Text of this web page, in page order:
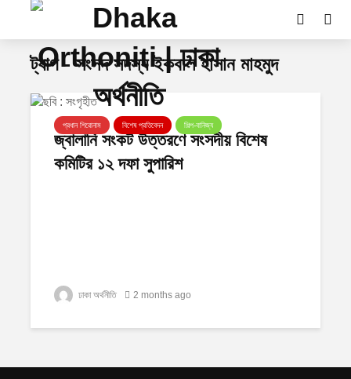
ট্যাগ - সংসদ সদস্য ইকবাল হাসান মাহমুদ
প্রধান শিরোনাম বিশেষ প্রতিবেদন শিল্প-বানিজ্য
জ্বালানি সংকট উত্তরণে সংসদীয় বিশেষ
কমিটির ১২ দফা সুপারিশ
ঢাকা অর্থনীতি 2 months ago